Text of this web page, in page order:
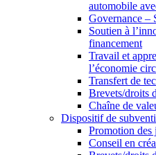
automobile
Governance –
Soutien à
financement
Travail et
l’économie
Transfert de
Brevets/droits
Chaîne de
Dispositif de
Promotion des
Conseil en